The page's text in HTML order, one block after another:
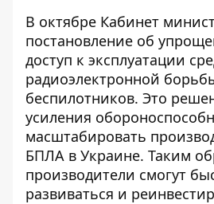
В октябре Кабинет
постановление об
доступ к эксплуатации
радиоэлектронной
беспилотников. Это
усиления
масштабировать
БПЛА в Украине. Таким
производители смогут
развиваться и